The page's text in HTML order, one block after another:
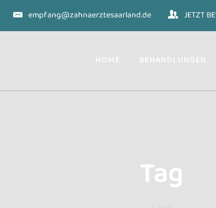
empfang@zahnaerztesaarland.de JETZT
HOME BEHANDLUNGEN
Tag